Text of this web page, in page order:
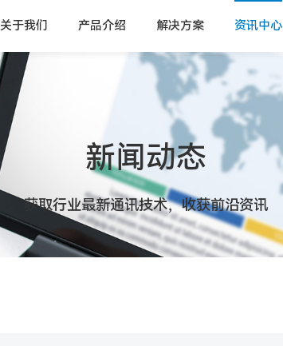
关于我们 产品介绍 解决方案 资讯中心
新闻动态
获取行业最新通讯技术，收获前沿资讯